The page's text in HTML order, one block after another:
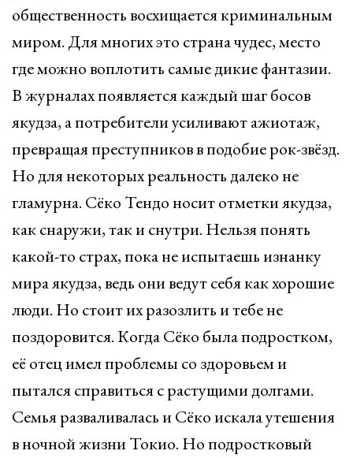
общественность восхищается криминальным
миром. Для многих это страна чудес, место
где можно воплотить самые дикие фантазии.
В журналах появляется каждый шаг босов
якудза, а потребители усиливают ажиотаж,
превращая преступников в подобие рок-звёзд.
Но для некоторых реальность далеко не
гламурна. Сёко Тендо носит отметки якудза,
как снаружи, так и снутри. Нельзя понять
какой-то страх, пока не испытаешь изнанку
мира якудза, ведь они ведут себя как хорошие
люди. Но стоит их разозлить и тебе не
поздоровится. Когда Сёко была подростком,
её отец имел проблемы со здоровьем и
пытался справиться с растущими долгами.
Семья разваливалась и Сёко искала утешения
в ночной жизни Токио. Но подростковый